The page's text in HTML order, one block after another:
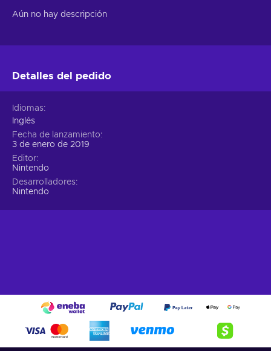
Aún no hay descripción
Detalles del pedido
Idiomas
Inglés
Fecha de lanzamiento
3 de enero de 2019
Editor
Nintendo
Desarrolladores
Nintendo